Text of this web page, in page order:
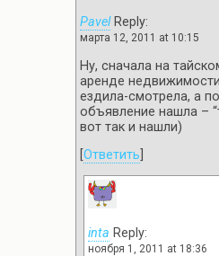
PavelReply:
марта 12, 2011 at 10:15
Ну, сначала на
аренде
ездила-смотрела, а
объявление нашла –
вот так и нашли)
Ответить
inta Reply:
ноября 1, 2011 at 18:36